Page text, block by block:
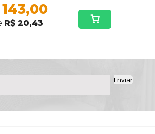
143,00
R$ 20,43
Enviar